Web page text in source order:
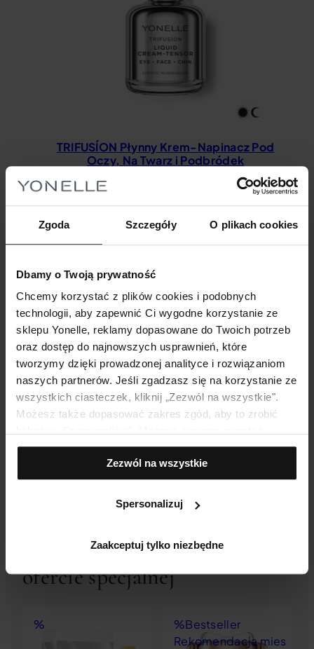
Zgoda Szczegóły O plikach cookies
Dbamy o Twoją prywatność
Chcemy korzystać z plików cookies i podobnych
technologii, aby zapewnić Ci wygodne korzystanie ze
sklepu Yonelle, reklamy dopasowane do Twoich potrzeb
oraz dostęp do najnowszych usprawnień, które
tworzymy dzięki prowadzonej analityce i rozwiązaniom
naszych partnerów. Jeśli zgadzasz się na korzystanie ze
wszystkich ciasteczek, kliknij „Zezwól na wszystkie".
Możesz także dopasować zakres zgód, aby to zrobić
zgodę, np. zmieniając ustawienia cookies, usuwając je
lub zmieniając ustawienia przeglądarki.
Zezwól na wszystkie
Spersonalizuj
Zaakceptuj tylko niezbędne
TRIFUSÍON Płynny Krem-Napinacz Pod
Oczy, Na Twarz i Podbródek
330,00zł
Sprawdź aktualne produkty w
ofercie specjalnej
% %Bestseller
Rekomendacja miesiąca